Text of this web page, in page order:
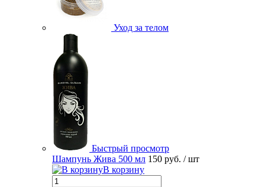
Уход за телом
Быстрый просмотр
Шампунь Жива 500 мл 150 руб. / шт
В корзину